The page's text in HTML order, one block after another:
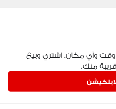
وأي مكان. اشتري وبيع
منك.